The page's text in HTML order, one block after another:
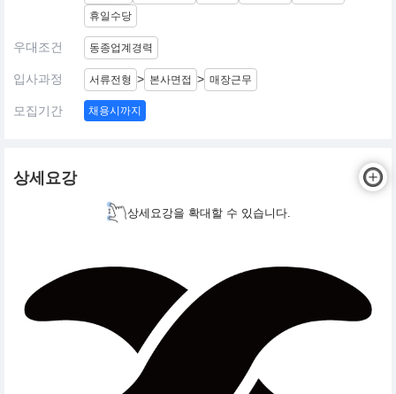
휴일수당
우대조건 동종업계경력
입사과정 서류전형 > 본사면접 > 매장근무
모집기간 채용시까지
상세요강
상세요강을 확대할 수 있습니다.